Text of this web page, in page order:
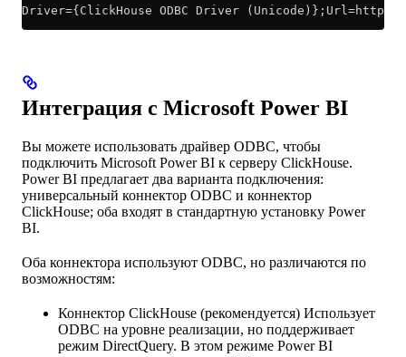
Driver={ClickHouse ODBC Driver
Интеграция с Microsoft Power BI
Вы можете использовать драйвер ODBC, чтобы
подключить Microsoft Power BI к серверу ClickHouse.
Power BI предлагает два варианта подключения:
универсальный коннектор ODBC и коннектор
ClickHouse; оба входят в стандартную установку Power
BI.
Оба коннектора используют ODBC, но различаются по
возможностям:
Коннектор ClickHouse (рекомендуется) Использует
ODBC на уровне реализации, но поддерживает
режим DirectQuery. В этом режиме Power BI